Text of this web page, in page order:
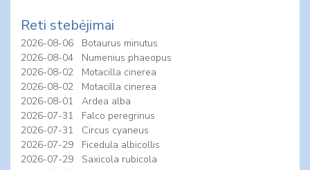
Reti stebėjimai
2026-08-06
Botaurus minutus
2026-08-04
Numenius phaeopus
2026-08-02
Motacilla cinerea
2026-08-02
Motacilla cinerea
2026-08-01
Ardea alba
2026-07-31
Falco peregrinus
2026-07-31
Circus cyaneus
2026-07-29
Ficedula albicollis
2026-07-29
Saxicola rubicola